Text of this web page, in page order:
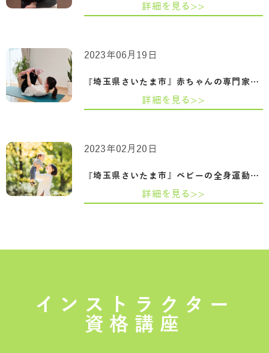
詳細を見る>>
『埼玉県さいたま市』赤ちゃんの専門家『…
2023年06月19日
詳細を見る>>
『埼玉県さいたま市』ベビーの全身運動・…
2023年02月20日
詳細を見る>>
インストラクター
資格講座